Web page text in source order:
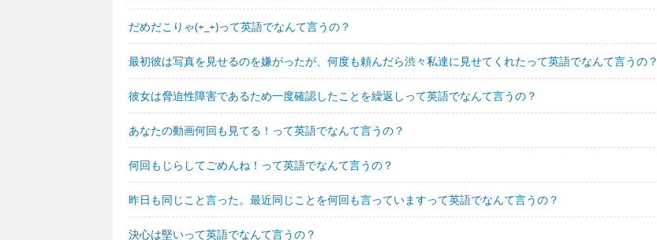
だめだこりゃ(+_+)って英語でなんて言うの？
最初彼は写真を見せるのを嫌がったが、何度も頼んだら渋々私達に見せてくれたって英語でなんて言うの？
彼女は脅迫性障害であるため一度確認したことを繰返しって英語でなんて言うの？
あなたの動画何回も見てる！って英語でなんて言うの？
何回もじらしてごめんね！って英語でなんて言うの？
昨日も同じこと言った。最近同じことを何回も言っていますって英語でなんて言うの？
決心は堅いって英語でなんて言うの？